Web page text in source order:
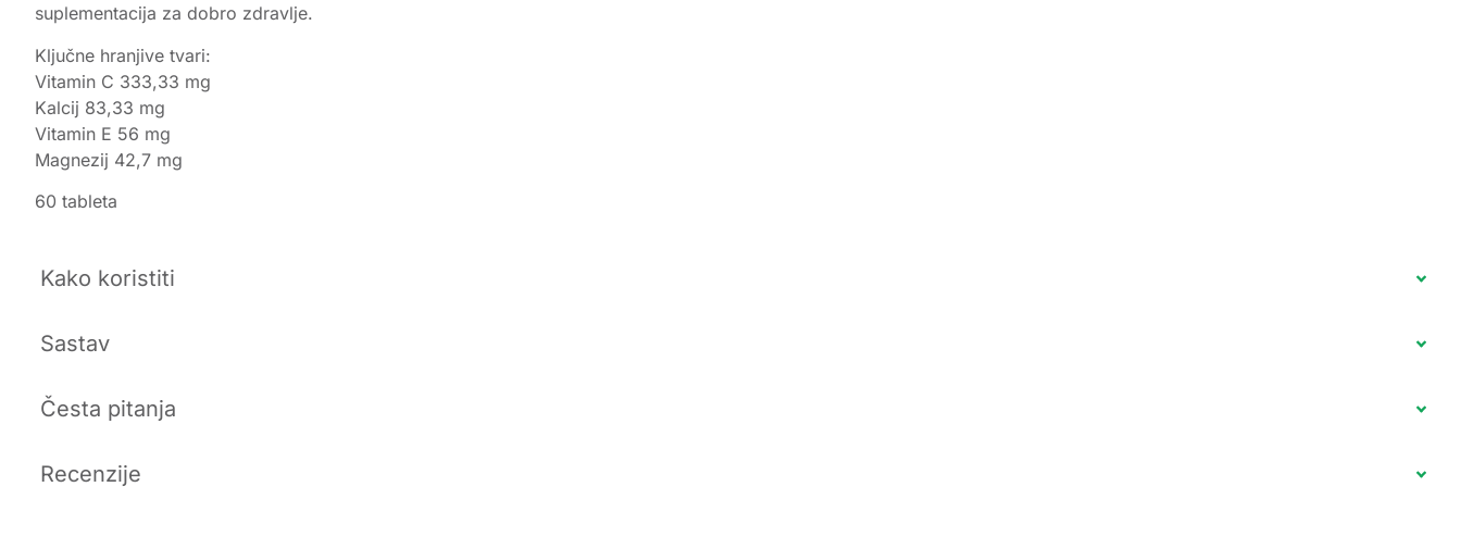
suplementacija za dobro zdravlje.
Ključne hranjive tvari:
Vitamin C 333,33 mg
Kalcij 83,33 mg
Vitamin E 56 mg
Magnezij 42,7 mg
60 tableta
Kako koristiti
Sastav
Česta pitanja
Recenzije